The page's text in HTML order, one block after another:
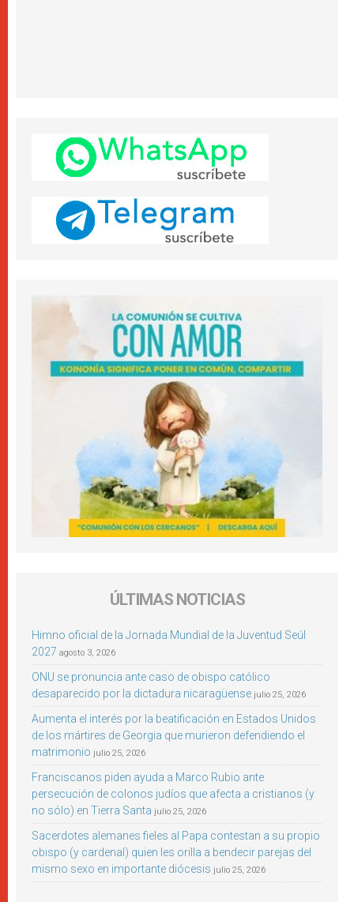
ÚLTIMAS NOTICIAS
Himno oficial de la Jornada Mundial de la Juventud Seúl
2027 agosto 3, 2026
ONU se pronuncia ante caso de obispo católico
desaparecido por la dictadura nicaragüense julio 25, 2026
Aumenta el interés por la beatificación en Estados Unidos
de los mártires de Georgia que murieron defendiendo el
matrimonio julio 25, 2026
Franciscanos piden ayuda a Marco Rubio ante
persecución de colonos judíos que afecta a cristianos (y
no sólo) en Tierra Santa julio 25, 2026
Sacerdotes alemanes fieles al Papa contestan a su propio
obispo (y cardenal) quien les orilla a bendecir parejas del
mismo sexo en importante diócesis julio 25, 2026